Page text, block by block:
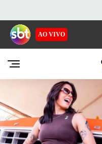
AO VIVO
EMISSORAS
NOSSAS REDES